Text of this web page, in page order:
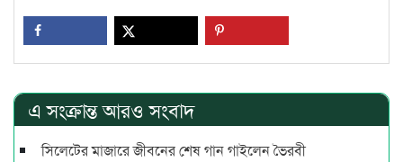
এ সংক্রান্ত আরও সংবাদ
সিলেটের মাজারে জীবনের শেষ গান গাইলেন ভৈরবী